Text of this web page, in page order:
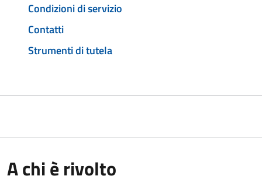
Condizioni di servizio
Contatti
Strumenti di tutela
A chi è rivolto